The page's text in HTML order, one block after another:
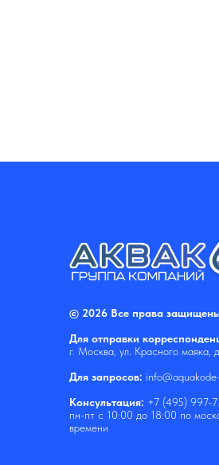
© 2026 Все права
Для отправки
г. Москва, ул. Красного маяка,
Для запросов:
Консультация: +7 (495) 997-
пн-пт с 10:00 до 18:00 по
времени